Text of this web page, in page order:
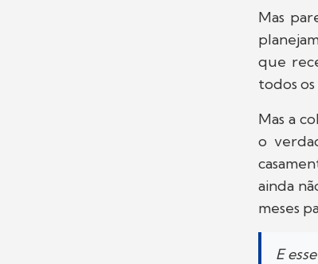
Mas
que
todos
Mas a
o
ainda
meses
E